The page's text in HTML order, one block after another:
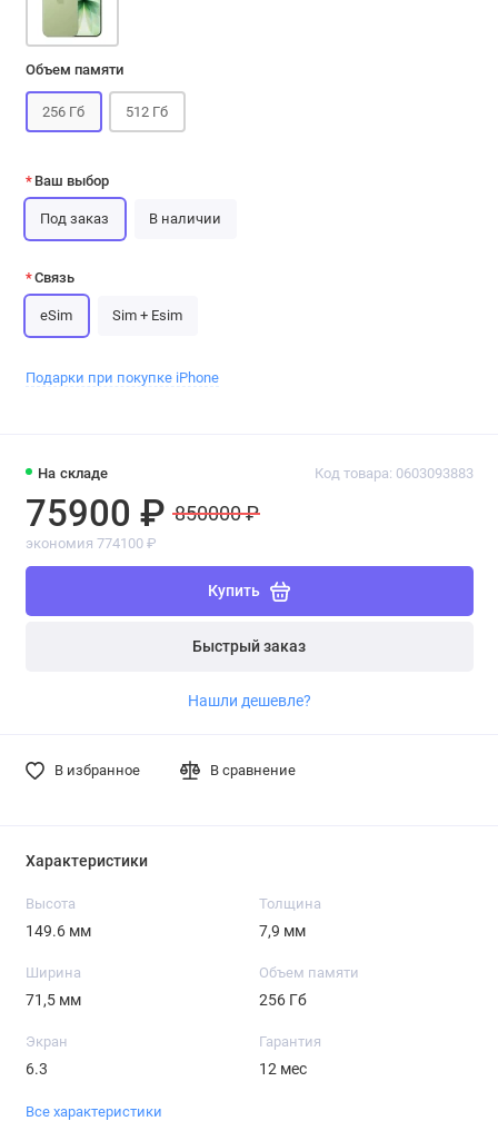
На складе Код товара: 0603093883
75900 ₽ 850000 ₽
экономия 774100 ₽
Купить
Быстрый заказ
Нашли дешевле?
В избранное В сравнение
Объем памяти
256 Гб 512 Гб
Ваш выбор
Под заказ В наличии
Связь
eSim Sim + Esim
Подарки при покупке iPhone
Характеристики
Высота
149.6 мм
Толщина
7,9 мм
Ширина
71,5 мм
Объем памяти
256 Гб
Экран
6.3
Гарантия
12 мес
Все характеристики